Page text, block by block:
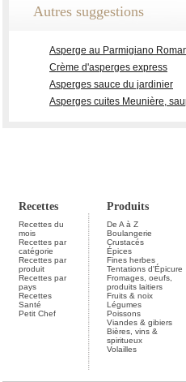
Autres suggestions
Asperge au Parmigiano
Crème d'asperges express
Asperges sauce du jardinier
Asperges cuites Meunière,
Recettes Produits
Recettes du
mois
Recettes par
catégorie
Recettes par
produit
Recettes par
pays
Recettes
Santé
Petit Chef
De A à Z
Boulangerie
Crustacés
Épices
Fines herbes
Tentations d'Épicure
Fromages, oeufs,
produits laitiers
Fruits & noix
Légumes
Poissons
Viandes & gibiers
Bières, vins &
spiritueux
Volailles